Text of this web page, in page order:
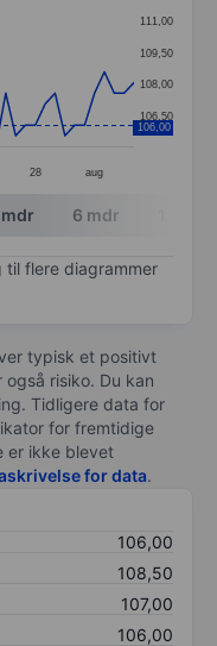
categories.
values. Data
28 aug
106,50
108,00
109,50
111,00
106,00
mdr 6 mdr
flere diagrammer
typisk et positivt
risiko. Du kan
Tidligere data for
for fremtidige
er ikke blevet
for data.
106,00
108,50
107,00
106,00